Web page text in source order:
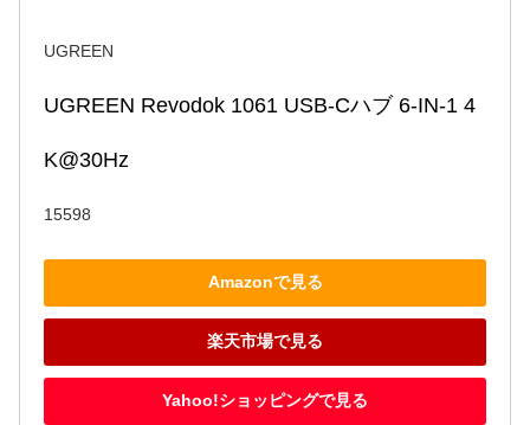
UGREEN
UGREEN Revodok 1061 USB-Cハブ 6-IN-1 4
K@30Hz
15598
Amazonで見る
楽天市場で見る
Yahoo!ショッピングで見る